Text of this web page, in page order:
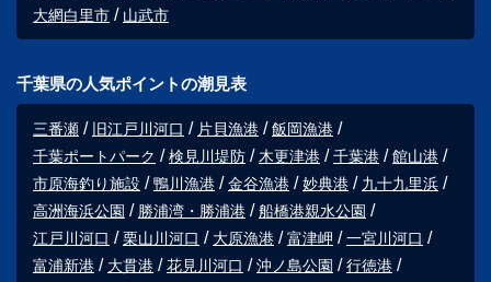
大網白里市
山武市
千葉県の人気ポイントの潮見表
三番瀬 旧江戸川河口 片貝漁港
飯岡漁港
千葉ポートパーク
検見川堤防 木更津港 千葉港
館山港
市原海釣り施設
鴨川漁港 金谷漁港 妙典港
九十九里浜
高洲海浜公園
勝浦湾・勝浦港
船橋港親水公園
江戸川河口
栗山川河口 大原漁港 富津岬
一宮川河口
富浦新港
大貫港 花見川河口 沖ノ島公園
行徳港